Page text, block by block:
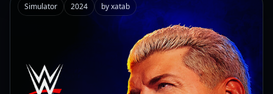
Simulator 2024 by xatab